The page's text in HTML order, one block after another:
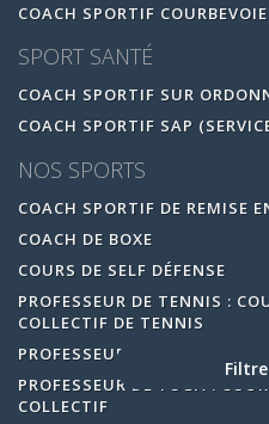
COACH SPORTIF COURBEVOIE
SPORT SANTÉ
COACH SPORTIF SUR
COACH SPORTIF SAP
NOS SPORTS
COACH SPORTIF DE REMISE
COACH DE BOXE
COURS DE SELF DÉFENSE
PROFESSEUR DE TENNIS :
COLLECTIF DE TENNIS
PROFESSEUR DE PILATES
PROFESSEUR DE YOGA :
COLLECTIF